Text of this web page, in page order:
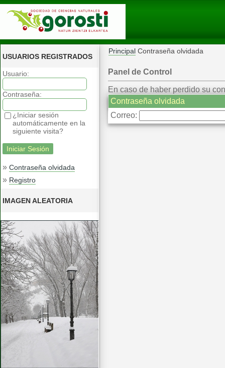
USUARIOS REGISTRADOS
Usuario:
Contraseña:
¿Iniciar sesión
automáticamente en la
siguiente visita?
» Contraseña olvidada
» Registro
IMAGEN ALEATORIA
Principal Contraseña olvidada
Panel de Control
En caso de haber perdido su
Contraseña olvidada
Correo: